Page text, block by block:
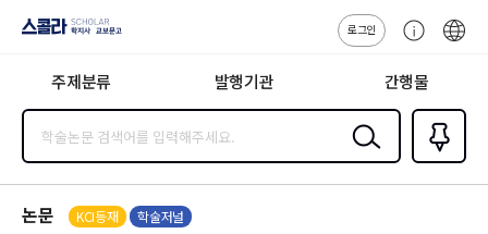
지사·교보문고
로그인
센
주제분류 발행기관 간행물
검색
즐겨찾
기0
논문 KCI등재 학술저널